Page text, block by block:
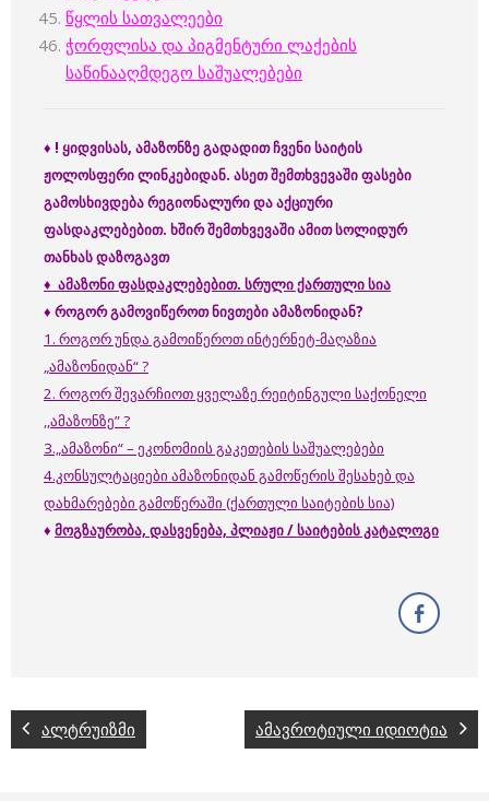
წყლის სათვალეები
ჭორფლისა და პიგმენტური ლაქების
საწინააღმდეგო საშუალებები
♦ ! ყიდვისას, ამაზონზე გადადით ჩვენი საიტის
ჟოლოსფერი ლინკებიდან. ასეთ შემთხვევაში ფასები
გამოსხივდება რეგიონალური და აქციური
ფასდაკლებებით. ხშირ შემთხვევაში ამით სოლიდურ
თანხას დაზოგავთ
♦ ამაზონი ფასდაკლებებით. სრული ქართული სია
♦ როგორგამოვიწეროთნივთებიამაზონიდან?
1. როგორ უნდა გამოიწეროთ ინტერნეტ-მაღაზია
„ამაზონიდან“ ?
2. როგორ შევარჩიოთ ყველაზე რეიტინგული საქონელი
,,ამაზონზე” ?
3.„ამაზონი“ – ეკონომიის გაკეთების საშუალებები
4.კონსულტაციები ამაზონიდან გამოწერის შესახებ და
დახმარებები გამოწერაში (ქართული საიტების სია)
♦ მოგზაურობა, დასვენება, პლიაჟი / საიტების კატალოგი
ალტრუიზმი ამავროტიული იდიოტია